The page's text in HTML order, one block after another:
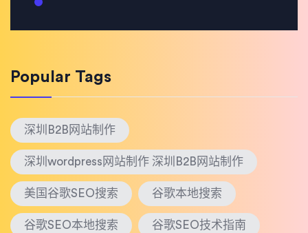
Popular Tags
深圳B2B网站制作
深圳wordpress网站制作 深圳B2B网站制作
美国谷歌SEO搜索 谷歌本地搜索
谷歌SEO本地搜索 谷歌SEO技术指南